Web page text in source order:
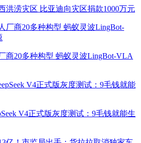
洪涝灾区 比亚迪向灾区捐款1000万元
商20多种构型 蚂蚁灵波LingBot-VLA
V4正式版灰度测试：9毛钱就能生